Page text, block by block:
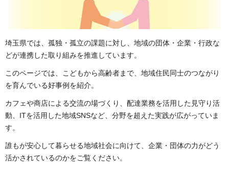
埼玉県では、孤独・孤立の課題に対し、地域の団体・企業・行政な
どが連携した取り組みを推進しています。
このページでは、こどもから高齢者まで、地域住民同士のつながり
を育んでいる好事例を紹介。
カフェや商店による交流の場づくり、配達業務を活用した見守り活
動、ITを活用した地域SNSなど、分野を超えた実践が広がっていま
す。
誰もが安心して暮らせる地域社会に向けて、企業・団体の力がどう
活かされているのかをご覧ください。